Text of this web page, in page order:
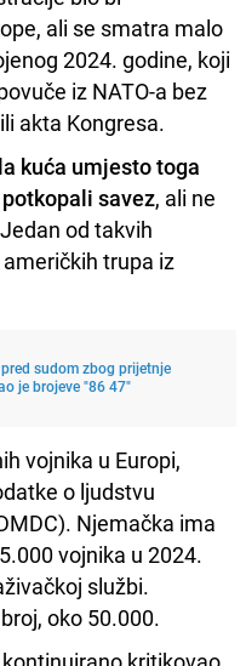
ali se smatra malo
2024. godine, koji
iz NATO-a bez
akta Kongresa.
kuća umjesto toga
savez, ali ne
od takvih
trupa iz
sudom zbog prijetnje
je brojeve "86 47"
vojnika u Europi,
o ljudstvu
Njemačka ima
vojnika u 2024.
službi.
oko 50.000.